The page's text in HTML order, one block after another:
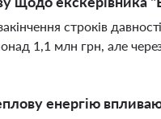
строків
1,1 млн грн, але
енергію